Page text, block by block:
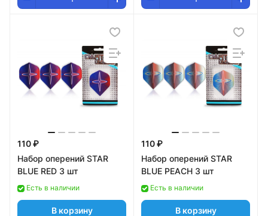
110 ₽
Набор оперений STAR
BLUE RED 3 шт
Есть в наличии
В корзину
110 ₽
Набор оперений STAR
BLUE PEACH 3 шт
Есть в наличии
В корзину